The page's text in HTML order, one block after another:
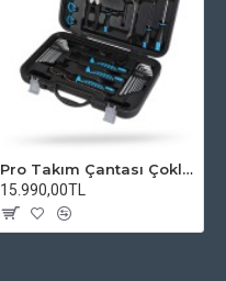
Pro Takım Çantası Çoklu Tamir Seti
15.990,00TL